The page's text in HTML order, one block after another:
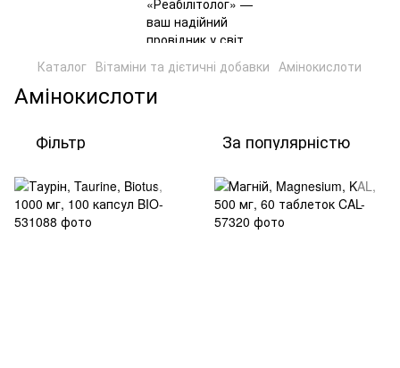
Каталог Вітаміни та дієтичні добавки Амінокислоти
Амінокислоти
Фільтр За популярністю